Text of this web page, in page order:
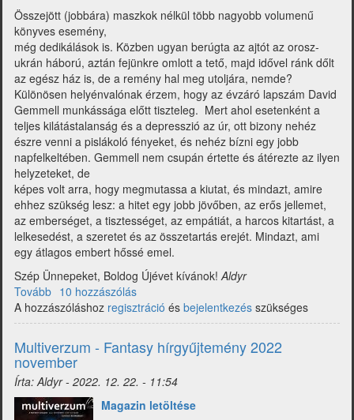
Összejött (jobbára) maszkok nélkül több nagyobb volumenű
könyves esemény,
még dedikálások is. Közben ugyan berúgta az ajtót az orosz-
ukrán háború, aztán fejünkre omlott a tető, majd idővel ránk dőlt
az egész ház is, de a remény hal meg utoljára, nemde?
Különösen helyénvalónak érzem, hogy az évzáró lapszám David
Gemmell munkássága előtt tiszteleg. Mert ahol esetenként a
teljes kilátástalanság és a depresszió az úr, ott bizony nehéz
észre venni a pislákoló fényeket, és nehéz bízni egy jobb
napfelkeltében. Gemmell nem csupán értette és átérezte az ilyen
helyzeteket, de
képes volt arra, hogy megmutassa a kiutat, és mindazt, amire
ehhez szükség lesz: a hitet egy jobb jövőben, az erős jellemet,
az emberséget, a tisztességet, az empátiát, a harcos kitartást, a
lelkesedést, a szeretet és az összetartás erejét. Mindazt, ami
egy átlagos embert hőssé emel.
Szép Ünnepeket, Boldog Újévet kívánok!Aldyr
Tovább (Multiverzum
-
Fantasy
hírgyűjtemény
2022
december)
10 hozzászólás
A hozzászóláshoz regisztráció és bejelentkezés szükséges
Multiverzum - Fantasy hírgyűjtemény 2022
november
Írta:Aldyr- 2022. 12. 22. - 11:54
Magazin letöltése